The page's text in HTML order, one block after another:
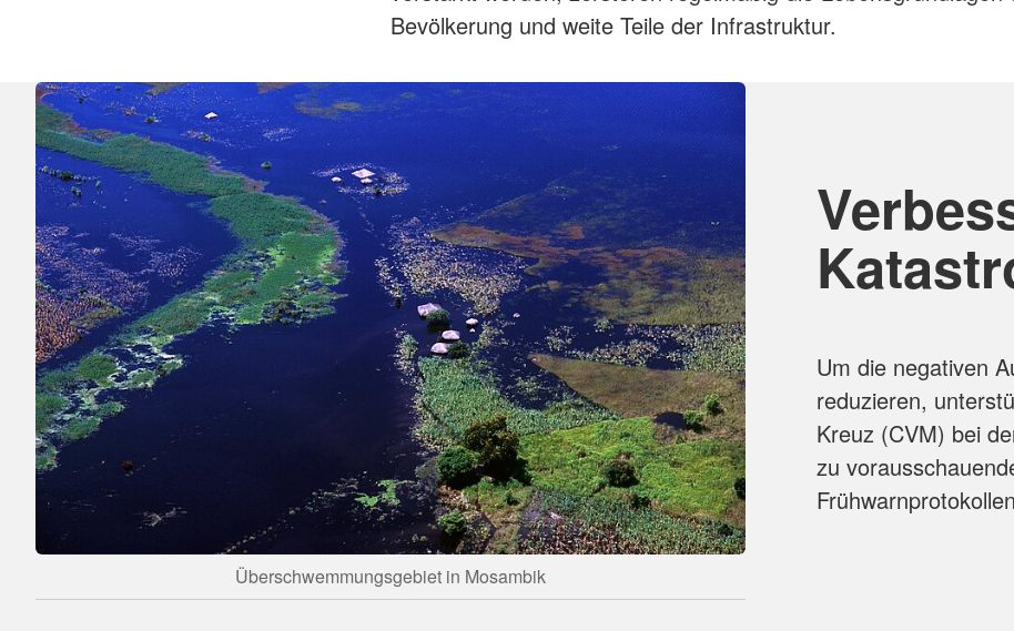
Bevölkerung und weite Teile der Infrastruktur.
Überschwemmungsgebiet in Mosambik
Um die negativen
reduzieren,
Kreuz (CVM) bei
zu